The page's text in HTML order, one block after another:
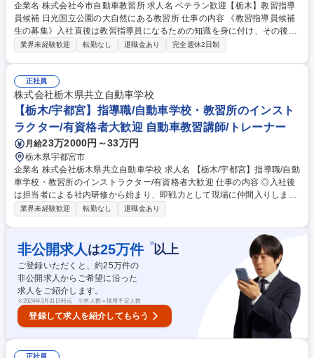
企業名 株式会社今市自動車教習所 求人名 ベテラン歓迎【栃木】教習指導
員候補 日光国立公園の大自然にある教習所 仕事の内容 《教習指導員候補
生の募集》入社直後は教習指導員になるための知識を身に付け、その後茨
城県にある安全運転中央研修所にて資格を取得いただきます。21日の合宿
閑散期は20～30人ほどです。閑散期は営業時間を変更し、仕事帰りの会
社員などが通いやすい営業体制をとっています。 《採用背景》今後の合宿
コースの強化のため。候補生となりますので、未経験可です。今後の当社
を支える人材として、丁寧に指導致します。 募集職種 ベテラン歓迎【栃
木】教習指導員候補 日光国立公園の大自然にある教習所
業界未経験歓迎 転勤なし 退職金あり 完全週休2日制
正社員
株式会社栃木県共立自動車学校
【栃木/宇都宮】指導職/自動車学校・教習所のインスト
ラクター/有資格者大歓迎 自動車教習講師/トレーナー
月給23万2000円～33万円
栃木県宇都宮市
企業名 株式会社栃木県共立自動車学校 求人名 【栃木/宇都宮】指導職/自動
車学校・教習所のインストラクター/有資格者大歓迎 仕事の内容 ◎入社後
は担当者による社内研修から始まり、即戦力として現場に仲間入りしま
す！ お持ちの資格をすぐ活かせる！宇都宮と共に55年。私たちと地域に
学科教習) ■講習業務 ■教習所運営業務 ■事務作業 ■洗車/車両・設備清掃/コ
ース整備など ≪指導職・技能検定員の業務内容≫ ■検定業務 ■学科試験監
督 ■検定処理事務 ■お客様への卒業後のご案内など 募集職種 【栃木/宇都
宮】指導職/自動車学校・教習所のインストラクター/有資格者大歓迎
業界未経験歓迎 転勤なし 退職金あり
非公開求人 は25万件 ※以上
ご登録いただくと、約25万件の
非公開求人からご希望に沿った
求人をご紹介します。
※2026年3月31日時点 ※求人数＝採用予定人数
登録して求人を紹介してもらう
正社員